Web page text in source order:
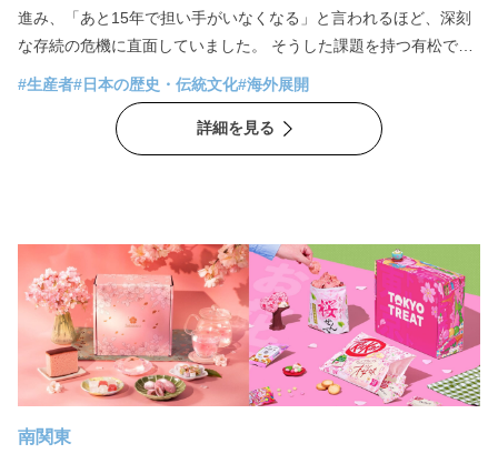
進み、「あと15年で担い手がいなくなる」と言われるほど、深刻
な存続の危機に直面していました。 そうした課題を持つ有松で生
まれ育ち、四代続く絞りの家業を背景に持つのが、テキスタイル
ブランド『suzusan （スズサン）』CEO 兼クリエイティブ・ディ
レクターの村瀬弘行さんです。 家業は分業制の一工程を担う小規
模な職人仕事で、村瀬さん自身も幼い頃から、町が静かに衰退し
げたsuzusanは、「手でつくること」「有松でつくること」を変
えないという明確な方針のもと、創業当初から海外市場を見据え
たブランド運営を展開。現在ではヨーロッパやアメリカを中心に
世界約120店舗と取引を行い、売上の約8割を海外が占めるまでに
成長しています。 その結果、有松のものづくりの現場には20～30
代の若い世代が集まり始めています。
#生産者#日本の歴史・伝統文化#海外展開
詳細を見る
南関東